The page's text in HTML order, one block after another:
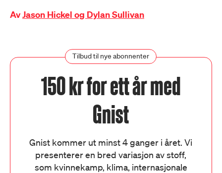
AvJason Hickel og Dylan Sullivan
Tilbud til nye abonnenter
150 kr for ett år med
Gnist
Gnist kommer ut minst 4 ganger i året. Vi
presenterer en bred variasjon av stoff,
som kvinnekamp, klima, internasjonale